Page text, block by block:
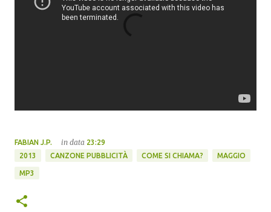
FABIAN J.P. in data 23:29
2013
CANZONE PUBBLICITÀ COME SI CHIAMA? MAGGIO
MP3